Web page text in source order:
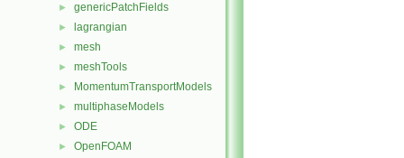
► genericPatchFields
► lagrangian
► mesh
► meshTools
► MomentumTransportModels
► multiphaseModels
► ODE
► OpenFOAM